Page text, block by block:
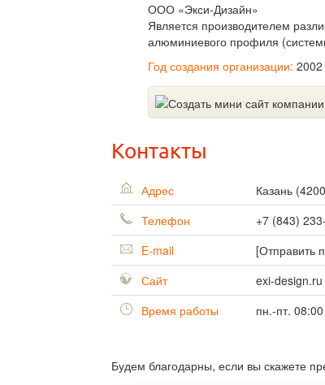
ООО «Экси-Дизайн»
Является производителем
алюминиевого профиля
Год создания организации: 2002
Контакты
Адрес Казань (
Телефон
+7 (843)
E-mail
[Отправить
Сайт
exi-design.ru
Время работы
пн.-пт.
Будем благодарны, если вы скажете